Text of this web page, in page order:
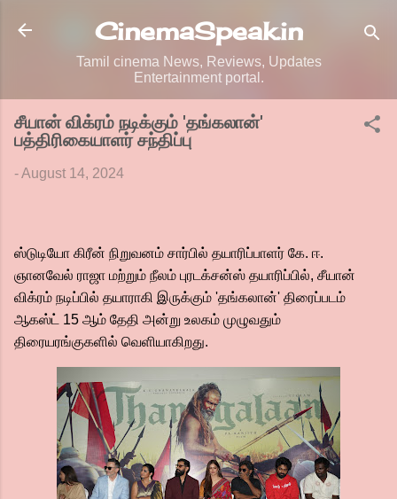
Skip to main content
CinemaSpeak.in
Tamil cinema News, Reviews, Updates
Entertainment portal.
சீயான் விக்ரம் நடிக்கும் 'தங்கலான்'
பத்திரிகையாளர் சந்திப்பு
-August 14, 2024
ஸ்டுடியோ கிரீன் நிறுவனம் சார்பில் தயாரிப்பாளர் கே. ஈ.
ஞானவேல் ராஜா மற்றும் நீலம் புரடக்சன்ஸ் தயாரிப்பில், சீயான்
விக்ரம் நடிப்பில் தயாராகி இருக்கும் 'தங்கலான்' திரைப்படம்
ஆகஸ்ட் 15 ஆம் தேதி அன்று உலகம் முழுவதும்
திரையரங்குகளில் வெளியாகிறது.